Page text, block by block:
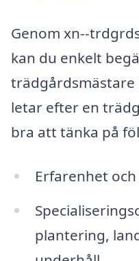
Genom xn--
kan du enkelt
trädgårdsmästare
letar efter en
bra att tänka på
Erfarenhet
plantering,